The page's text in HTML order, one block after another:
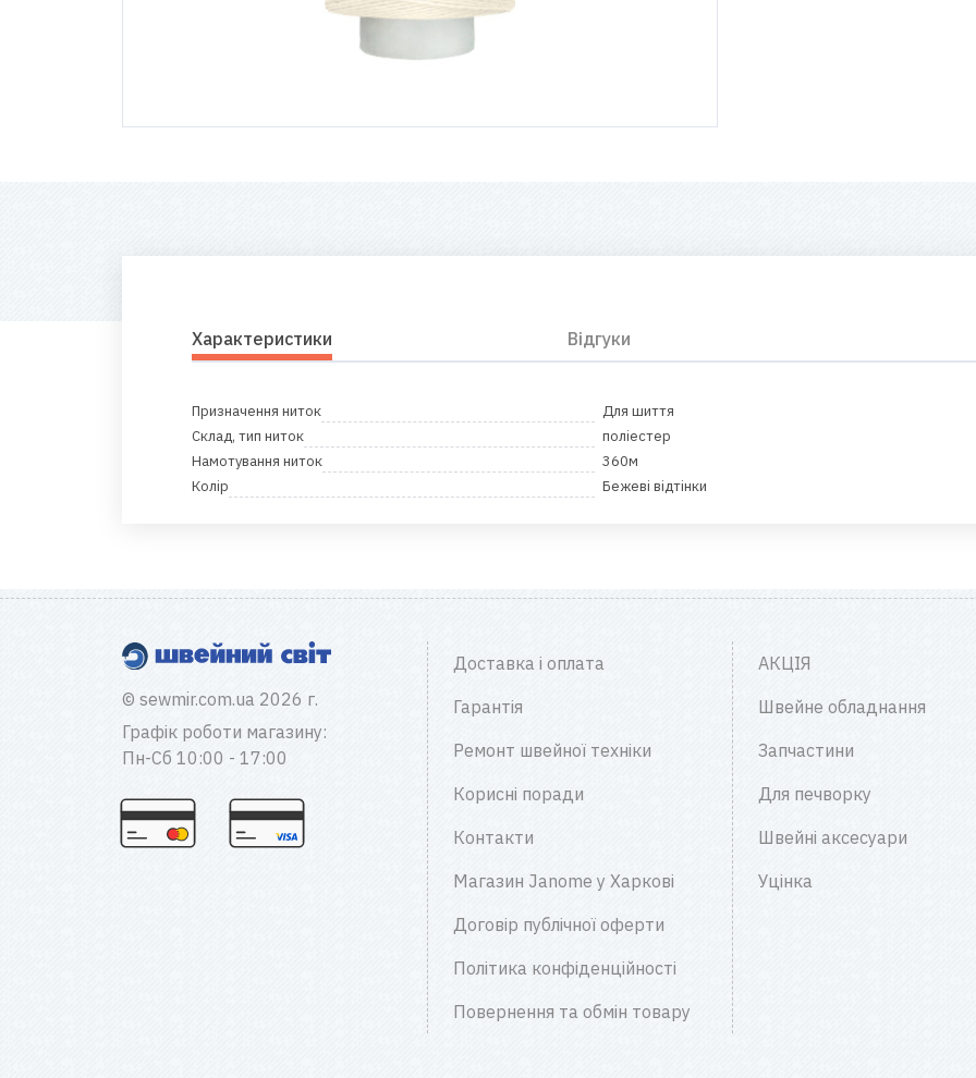
Характеристики Відгуки
Призначення ниток
Для шиття
Склад, тип ниток
поліестер
Намотування ниток
360м
Колір
Бежеві відтінки
© sewmir.com.ua 2026 г.
Графік роботи магазину:
Пн-Сб 10:00 - 17:00
Доставка і оплата
Гарантія
Ремонт швейної техніки
Корисні поради
Контакти
Магазин Janome у Харкові
Договір публічної оферти
Політика конфіденційності
Повернення та обмін товару
АКЦІЯ
Швейне обладнання
Запчастини
Для печворку
Швейні аксесуари
Уцінка